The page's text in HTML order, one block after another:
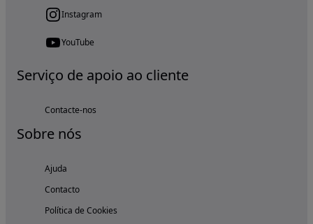
Instagram
YouTube
Serviço de apoio ao cliente
Contacte-nos
Sobre nós
Ajuda
Contacto
Política de Cookies